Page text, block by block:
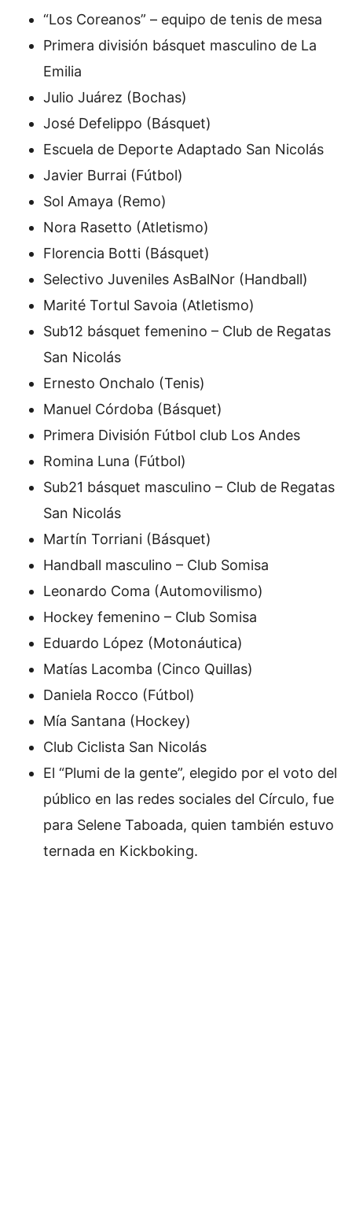
“Los Coreanos” – equipo de tenis de mesa
Primera división básquet masculino de La
Emilia
Julio Juárez (Bochas)
José Defelippo (Básquet)
Escuela de Deporte Adaptado San Nicolás
Javier Burrai (Fútbol)
Sol Amaya (Remo)
Nora Rasetto (Atletismo)
Florencia Botti (Básquet)
Selectivo Juveniles AsBalNor (Handball)
Marité Tortul Savoia (Atletismo)
Sub12 básquet femenino – Club de Regatas
San Nicolás
Ernesto Onchalo (Tenis)
Manuel Córdoba (Básquet)
Primera División Fútbol club Los Andes
Romina Luna (Fútbol)
Sub21 básquet masculino – Club de Regatas
San Nicolás
Martín Torriani (Básquet)
Handball masculino – Club Somisa
Leonardo Coma (Automovilismo)
Hockey femenino – Club Somisa
Eduardo López (Motonáutica)
Matías Lacomba (Cinco Quillas)
Daniela Rocco (Fútbol)
Mía Santana (Hockey)
Club Ciclista San Nicolás
El “Plumi de la gente”, elegido por el voto del
público en las redes sociales del Círculo, fue
para Selene Taboada, quien también estuvo
ternada en Kickboking.